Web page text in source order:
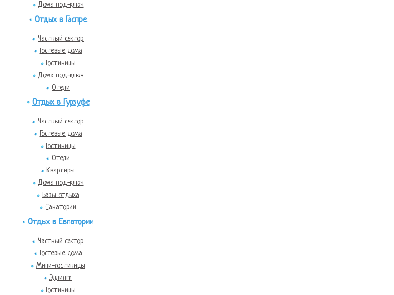
Дома под-ключ
Отдых в Гаспре
Частный сектор
Гостевые дома
Гостиницы
Дома под-ключ
Отели
Отдых в Гурзуфе
Частный сектор
Гостевые дома
Гостиницы
Отели
Квартиры
Дома под-ключ
Базы отдыха
Санатории
Отдых в Евпатории
Частный сектор
Гостевые дома
Мини-гостиницы
Эллинги
Гостиницы